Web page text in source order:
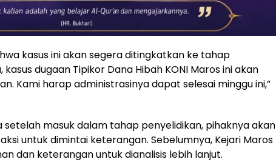
kasus ini akan segera ditingkatkan ke tahap
kasus dugaan Tipikor Dana Hibah KONI Maros ini akan
Kami harap administrasinya dapat selesai minggu ini,”
setelah masuk dalam tahap penyelidikan, pihaknya akan
untuk dimintai keterangan. Sebelumnya, Kejari Maros
dan keterangan untuk dianalisis lebih lanjut.